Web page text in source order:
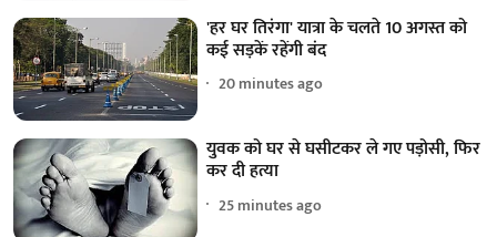
'हर घर तिरंगा' यात्रा के चलते 10 अगस्त को
कई सड़कें रहेंगी बंद
20 minutes ago
युवक को घर से घसीटकर ले गए पड़ोसी, फिर
कर दी हत्या
25 minutes ago